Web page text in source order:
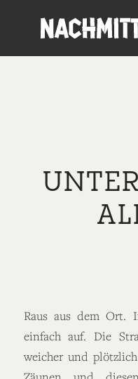
Raus aus dem Ort.
einfach auf. Die
weicher und